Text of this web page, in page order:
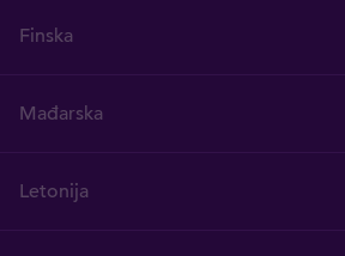
Finska
Mađarska
Letonija